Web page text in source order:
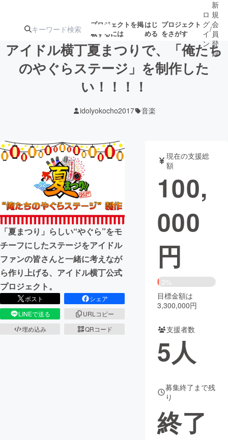
プロジェクトを掲
載するには
はじ
める
プロジェクト
をさがす
注目の新着プロ
募集終了が近いプ
テクノロジー・ガジェット
映像・映画 書籍・雑誌
ビジネス・起業 チャレンジ
まちづくり・地域活性化
CAMPFIRE for Social Good
CAMPFIRE Creation
CAMPFIREふるさと納税machi-ya コミュニティ
ロ
グ
イ
ン
/
新
規
会
員
登
録
アイドル横丁夏まつりで、「俺たち
のやぐらステージ」を制作した
い！！！！
idolyokocho2017 音楽
「夏まつり」らしい“やぐら”をモ
チーフにしたステージをアイドル
ファンの皆さんと一緒に考えなが
ら作り上げる、アイドル横丁公式
プロジェクト。
ポスト
シェア
LINEで送る
URLコピー
埋め込み
QRコード
現在の支援総
額
100,
000
円
3%
目標金額は
3,300,000円
支援者数
5人
募集終了まで残
り
終了